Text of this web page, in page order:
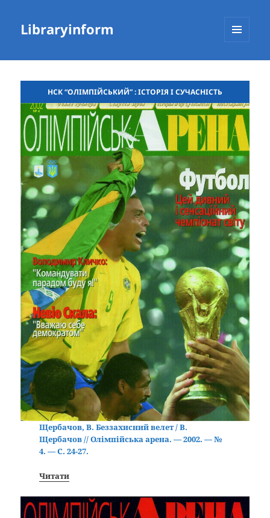
Libraryinform
НСК “ОЛІМПІЙСЬКИЙ” : ІСТОРІЯ І СУЧАСНІСТЬ
Щербачов, В. Беззахисний велет / В.
Щербачов // Олімпійська арена. — 2002. — №
4. — С. 24-27.
Читати